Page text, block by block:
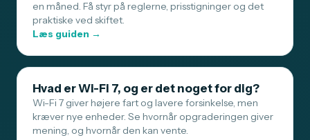
en måned. Få styr på reglerne, prisstigninger og det
praktiske ved skiftet.
Læs guiden →
Hvad er Wi-Fi 7, og er det noget for dig?
Wi-Fi 7 giver højere fart og lavere forsinkelse, men
kræver nye enheder. Se hvornår opgraderingen giver
mening, og hvornår den kan vente.